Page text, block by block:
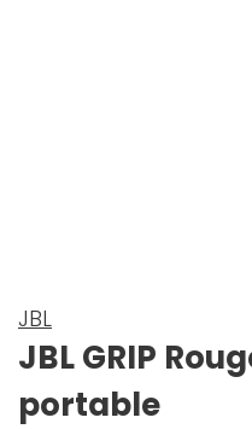
JBL
JBL GRIP
portable